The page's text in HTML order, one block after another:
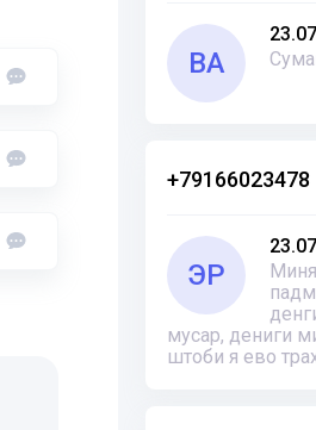
ВА
+79166023478
ЭР
мусар, дениги
штоби я ево